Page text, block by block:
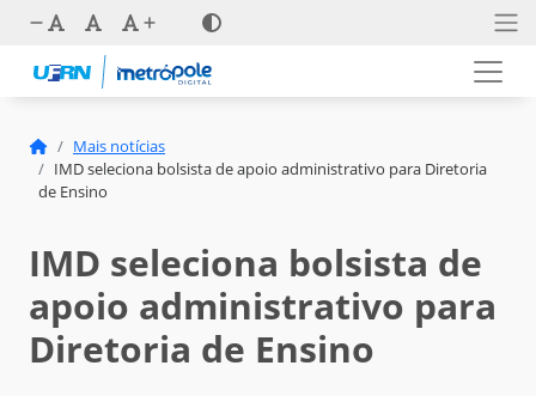
Mais notícias
IMD seleciona bolsista de apoio administrativo para Diretoria
de Ensino
IMD seleciona bolsista de
apoio administrativo para
Diretoria de Ensino